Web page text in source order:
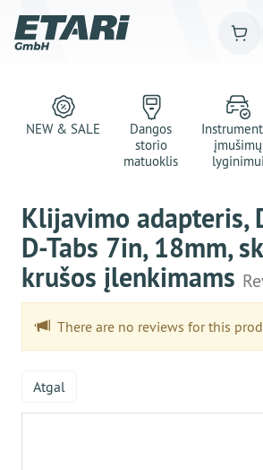
NEW & SALE
Dangos
storio
matuoklis
įmušimų
lyginimui
Klijavimo adapteris,
D-Tabs 7in, 18mm,
krušos įlenkimams
There are no reviews for this
Atgal